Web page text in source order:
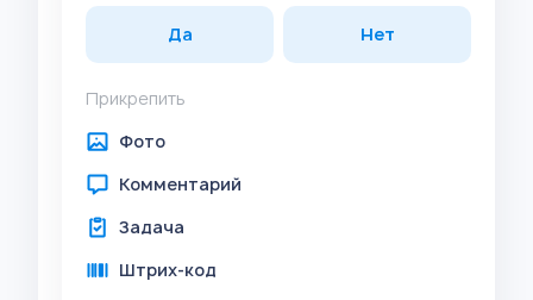
Да Нет
Прикрепить
Фото
Комментарий
Задача
Штрих-код